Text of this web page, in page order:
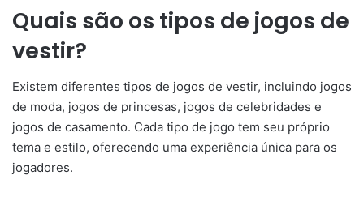
Quais são os tipos de jogos de
vestir?
Existem diferentes tipos de jogos de vestir, incluindo jogos
de moda, jogos de princesas, jogos de celebridades e
jogos de casamento. Cada tipo de jogo tem seu próprio
tema e estilo, oferecendo uma experiência única para os
jogadores.